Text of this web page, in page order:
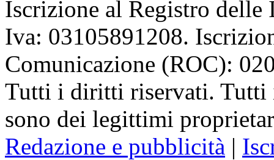
Iscrizione al Registro delle
Iva: 03105891208.
Comunicazione (ROC):
Tutti i diritti riservati. Tutti
sono dei legittimi
Redazione e pubblicità |